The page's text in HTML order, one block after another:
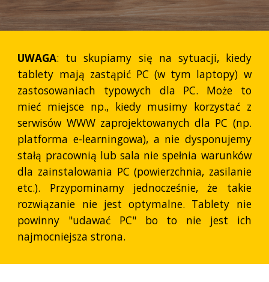
UWAGA: tu skupiamy się na sytuacji, kiedy
tablety mają zastąpić PC (w tym laptopy) w
zastosowaniach typowych dla PC. Może to
mieć miejsce np., kiedy musimy korzystać z
serwisów WWW zaprojektowanych dla PC (np.
platforma e-learningowa), a nie dysponujemy
stałą pracownią lub sala nie spełnia warunków
dla zainstalowania PC (powierzchnia, zasilanie
etc.). Przypominamy jednocześnie, że takie
rozwiązanie nie jest optymalne. Tablety nie
powinny "udawać PC" bo to nie jest ich
najmocniejsza strona.